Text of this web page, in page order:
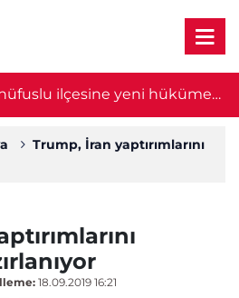
dumanlar ortalığı savaş
araç birbirine girdi
Trump, İran yaptırımlarını
18.09.2019 16:21